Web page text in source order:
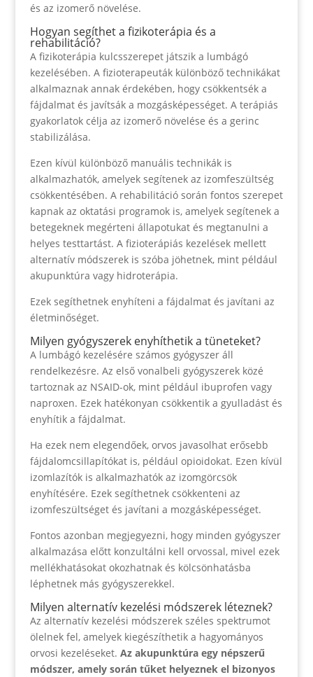
és az izomerő növelése.
Hogyan segíthet a fizikoterápia és a
rehabilitáció?
A fizikoterápia kulcsszerepet játszik a lumbágó
kezelésében. A fizioterapeuták különböző technikákat
alkalmaznak annak érdekében, hogy csökkentsék a
fájdalmat és javítsák a mozgásképességet. A terápiás
gyakorlatok célja az izomerő növelése és a gerinc
stabilizálása.
Ezen kívül különböző manuális technikák is
alkalmazhatók, amelyek segítenek az izomfeszültség
csökkentésében. A rehabilitáció során fontos szerepet
kapnak az oktatási programok is, amelyek segítenek a
betegeknek megérteni állapotukat és megtanulni a
helyes testtartást. A fizioterápiás kezelések mellett
alternatív módszerek is szóba jöhetnek, mint például
akupunktúra vagy hidroterápia.
Ezek segíthetnek enyhíteni a fájdalmat és javítani az
életminőséget.
Milyen gyógyszerek enyhíthetik a tüneteket?
A lumbágó kezelésére számos gyógyszer áll
rendelkezésre. Az első vonalbeli gyógyszerek közé
tartoznak az NSAID-ok, mint például ibuprofen vagy
naproxen. Ezek hatékonyan csökkentik a gyulladást és
enyhítik a fájdalmat.
Ha ezek nem elegendőek, orvos javasolhat erősebb
fájdalomcsillapítókat is, például opioidokat. Ezen kívül
izomlazítók is alkalmazhatók az izomgörcsök
enyhítésére. Ezek segíthetnek csökkenteni az
izomfeszültséget és javítani a mozgásképességet.
Fontos azonban megjegyezni, hogy minden gyógyszer
alkalmazása előtt konzultálni kell orvossal, mivel ezek
mellékhatásokat okozhatnak és kölcsönhatásba
léphetnek más gyógyszerekkel.
Milyen alternatív kezelési módszerek léteznek?
Az alternatív kezelési módszerek széles spektrumot
ölelnek fel, amelyek kiegészíthetik a hagyományos
orvosi kezeléseket. Az akupunktúra egy népszerű
módszer, amely során tűket helyeznek el bizonyos